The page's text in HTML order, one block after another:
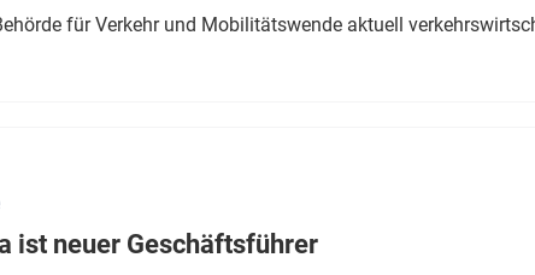
für Verkehr und Mobilitätswende aktuell
ist neuer Geschäftsführer